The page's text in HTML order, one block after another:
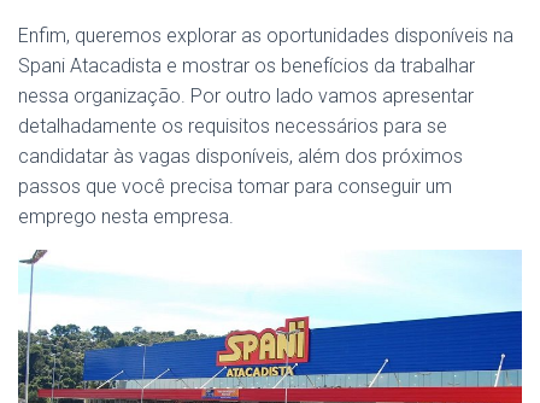
Enfim, queremos explorar as oportunidades disponíveis na
Spani Atacadista e mostrar os benefícios da trabalhar
nessa organização. Por outro lado vamos apresentar
detalhadamente os requisitos necessários para se
candidatar às vagas disponíveis, além dos próximos
passos que você precisa tomar para conseguir um
emprego nesta empresa.